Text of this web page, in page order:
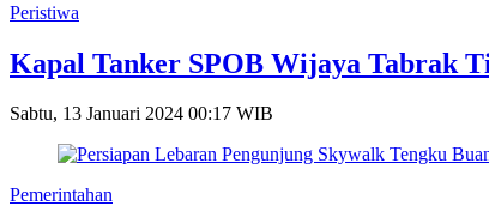
Peristiwa
Kapal Tanker SPOB Wijaya Tabrak
Sabtu, 13 Januari 2024 00:17 WIB
Pemerintahan